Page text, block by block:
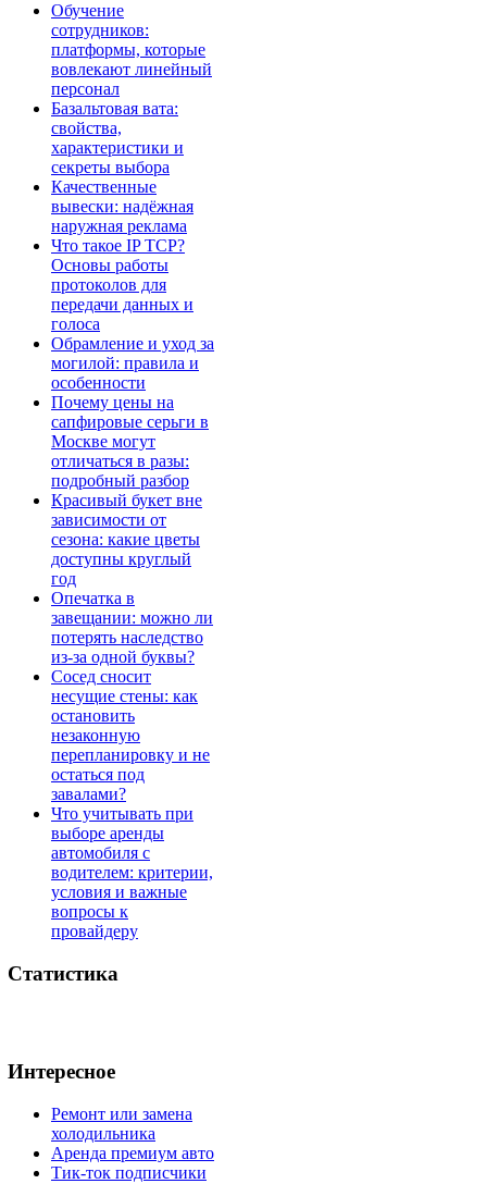
Обучение
сотрудников:
платформы, которые
вовлекают линейный
персонал
Базальтовая вата:
свойства,
характеристики и
секреты выбора
Качественные
вывески: надёжная
наружная реклама
Что такое IP TCP?
Основы работы
протоколов для
передачи данных и
голоса
Обрамление и уход за
могилой: правила и
особенности
Почему цены на
сапфировые серьги в
Москве могут
отличаться в разы:
подробный разбор
Красивый букет вне
зависимости от
сезона: какие цветы
доступны круглый
год
Опечатка в
завещании: можно ли
потерять наследство
из-за одной буквы?
Сосед сносит
несущие стены: как
остановить
незаконную
перепланировку и не
остаться под
завалами?
Что учитывать при
выборе аренды
автомобиля с
водителем: критерии,
условия и важные
вопросы к
провайдеру
Статистика
Интересное
Ремонт или замена
холодильника
Аренда премиум авто
Тик-ток подписчики